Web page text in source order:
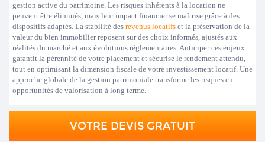
gestion active du patrimoine. Les risques inhérents à la location ne
peuvent être éliminés, mais leur impact financier se maîtrise grâce à des
dispositifs adaptés. La stabilité des revenus locatifs et la préservation de la
valeur du bien immobilier reposent sur des choix informés, ajustés aux
réalités du marché et aux évolutions réglementaires. Anticiper ces enjeux
garantit la pérennité de votre placement et sécurise le rendement attendu,
tout en optimisant la dimension fiscale de votre investissement locatif. Une
approche globale de la gestion patrimoniale transforme les risques en
opportunités de valorisation à long terme.
VOTRE DEVIS GRATUIT